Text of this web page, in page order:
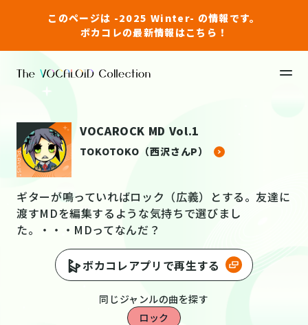
このページは -2025 Winter- の情報です。
ボカコレの最新情報はこちら！
VOCAROCK MD Vol.1
TOKOTOKO（西沢さんP）
ギターが鳴っていればロック（広義）とする。友達に
渡すMDを編集するような気持ちで選びまし
た。・・・MDってなんだ？
ボカコレアプリで再生する
同じジャンルの曲を探す
ロック